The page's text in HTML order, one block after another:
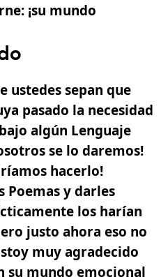
¡su mundo
ustedes sepan que
pasado la necesidad
algún Lenguaje
se lo daremos!
hacerlo!
Poemas y darles
los harían
justo ahora eso no
muy agradecido
su mundo emocional